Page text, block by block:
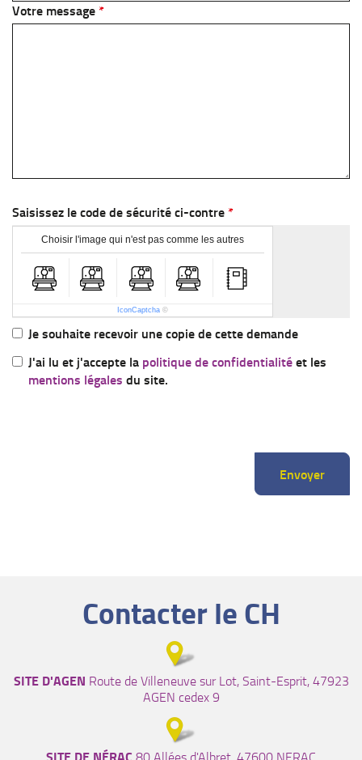
Votre message
Saisissez le code de sécurité ci-contre
Choisir l'image qui n'est pas comme les autres
IconCaptcha ©
Je souhaite recevoir une copie de cette demande
J'ai lu et j'accepte la politique de confidentialitéet les
mentions légales du site.
Envoyer
Contacter le CH
SITE D'AGEN Route de Villeneuve sur Lot, Saint-Esprit, 47923
AGEN cedex 9